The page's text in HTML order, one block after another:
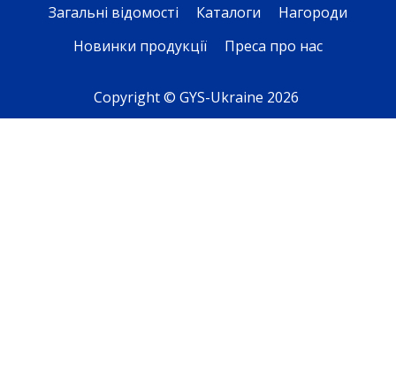
Загальні відомості
Каталоги
Нагороди
Новинки продукції
Преса про нас
Copyright © GYS-Ukraine 2026